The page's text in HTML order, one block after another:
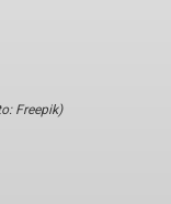
Freepik)